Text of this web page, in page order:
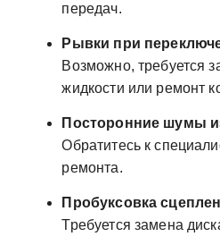
передач.
Рывки при
Возможно, требуется
жидкости или ремонт
Посторонние шумы
Обратитесь к
ремонта.
Пробуксовка
Требуется замена